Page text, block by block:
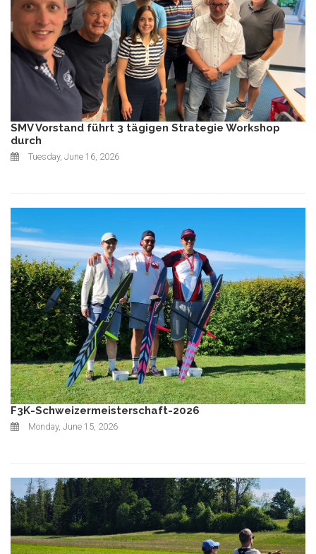
SMV Vorstand führt 3 tägigen Strategie Workshop
durch
Tuesday, June 16, 2026
F3K-Schweizermeisterschaft-2026
Monday, June 15, 2026